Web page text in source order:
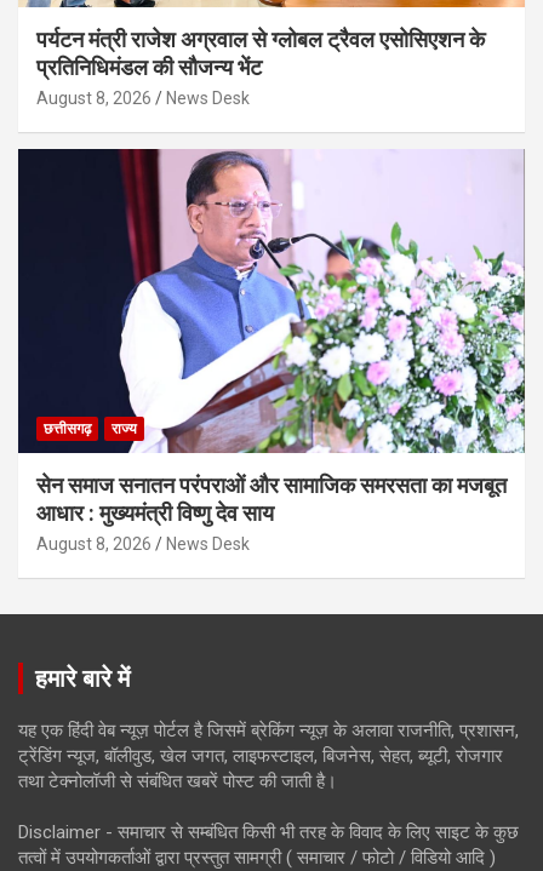
पर्यटन मंत्री राजेश अग्रवाल से ग्लोबल ट्रैवल एसोसिएशन के
प्रतिनिधिमंडल की सौजन्य भेंट
August 8, 2026 News Desk
छत्तीसगढ़ राज्य
सेन समाज सनातन परंपराओं और सामाजिक समरसता का मजबूत
आधार : मुख्यमंत्री विष्णु देव साय
August 8, 2026 News Desk
हमारे बारे में
यह एक हिंदी वेब न्यूज़ पोर्टल है जिसमें ब्रेकिंग न्यूज़ के अलावा राजनीति, प्रशासन,
ट्रेंडिंग न्यूज, बॉलीवुड, खेल जगत, लाइफस्टाइल, बिजनेस, सेहत, ब्यूटी, रोजगार
तथा टेक्नोलॉजी से संबंधित खबरें पोस्ट की जाती है।
Disclaimer - समाचार से सम्बंधित किसी भी तरह के विवाद के लिए साइट के कुछ
तत्वों में उपयोगकर्ताओं द्वारा प्रस्तुत सामग्री ( समाचार / फोटो / विडियो आदि )